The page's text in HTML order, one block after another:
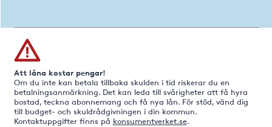
Att låna kostar pengar!
Om du inte kan betala tillbaka skulden i tid riskerar du en
betalningsanmärkning. Det kan leda till svårigheter att få hyra
bostad, teckna abonnemang och få nya lån. För stöd, vänd dig
till budget- och skuldrådgivningen i din kommun.
Kontaktuppgifter finns på konsumentverket.se.